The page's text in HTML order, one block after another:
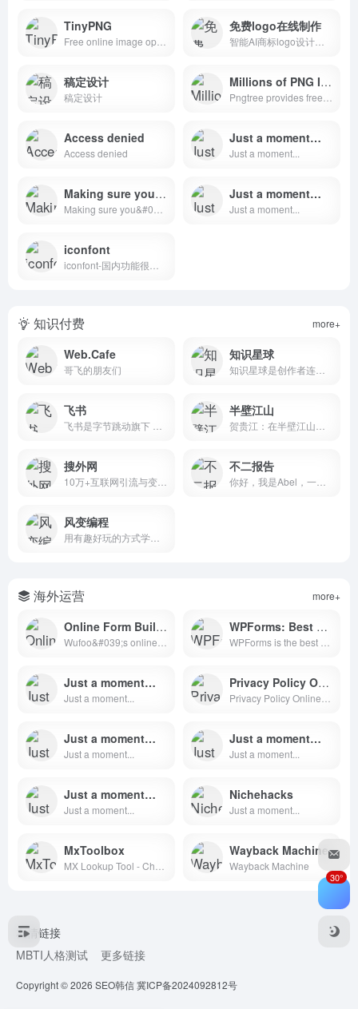
TinyPNG 免费logo在线制作
稿定设计
稿定设计
Millions of PNG Images
Access denied
Access denied
Just a moment…
Just a moment...
Making sure you're not a bot! Just a moment…
Just a moment...
iconfont
知识付费 more+
Web.Cafe
哥飞的朋友们
知识星球
飞书 半壁江山
搜外网 不二报告
风变编程
海外运营 more+
Online Form Builder with Cloud Storage Database WPForms: Best WordPress Forms Plugin
Just a moment…
Just a moment...
Privacy Policy Online: Free Privacy Policy
Just a moment…
Just a moment...
Just a moment…
Just a moment...
Just a moment…
Just a moment...
Nichehacks
Just a moment...
MxToolbox Wayback Machine
Wayback Machine
友情链接
MBTI人格测试
更多链接
Copyright © 2026 SEO韩信冀ICP备2024092812号
30°